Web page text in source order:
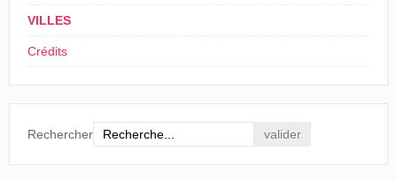
VILLES
Crédits
Rechercher